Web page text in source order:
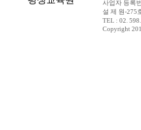
사업자 등록
설 제 원-275
TEL : 02.
Copyright